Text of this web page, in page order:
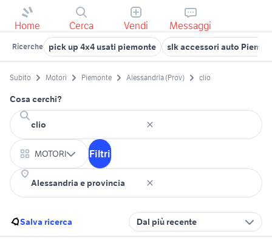
Home Cerca Vendi Messaggi
Ricerche pick up 4x4 usati piemonte slk accessori auto
Subito Motori Piemonte Alessandria (Prov) clio
Cosa cerchi?
MOTORI Filtri
Salva ricerca Dal più recente